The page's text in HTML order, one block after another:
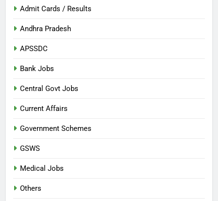
Admit Cards / Results
Andhra Pradesh
APSSDC
Bank Jobs
Central Govt Jobs
Current Affairs
Government Schemes
GSWS
Medical Jobs
Others